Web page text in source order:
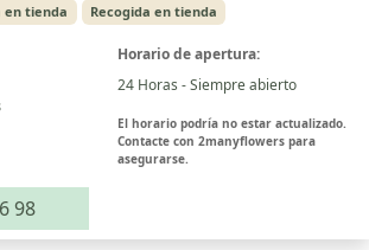
en tienda Recogida en tienda
Horario de apertura:
24 Horas - Siempre abierto
El horario podría no estar actualizado.
Contacte con 2manyflowers para
asegurarse.
98